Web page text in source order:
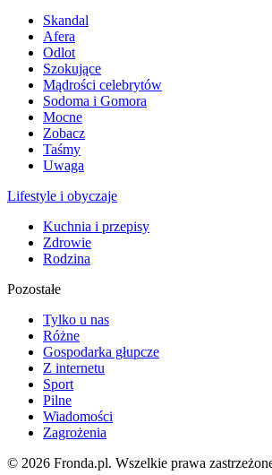
Skandal
Afera
Odlot
Szokujące
Mądrości celebrytów
Sodoma i Gomora
Mocne
Zobacz
Taśmy
Uwaga
Lifestyle i obyczaje
Kuchnia i przepisy
Zdrowie
Rodzina
Pozostałe
Tylko u nas
Różne
Gospodarka głupcze
Z internetu
Sport
Pilne
Wiadomości
Zagrożenia
© 2026 Fronda.pl. Wszelkie prawa